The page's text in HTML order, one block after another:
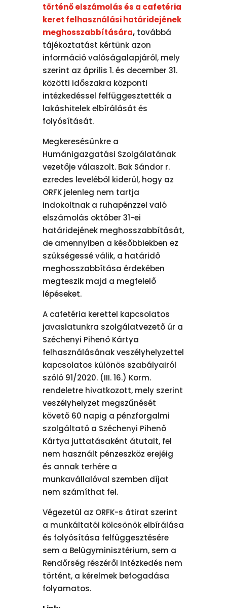
történő elszámolás és a cafetéria
keret felhasználási határidejének
meghosszabbítására, továbbá
tájékoztatást kértünk azon
információ valóságalapjáról, mely
szerint az április 1. és december 31.
közötti időszakra központi
intézkedéssel felfüggesztették a
lakáshitelek elbírálását és
folyósítását.
Megkeresésünkre a
Humánigazgatási Szolgálatának
vezetője válaszolt. Bak Sándor r.
ezredes leveléből kiderül, hogy az
ORFK jelenleg nem tartja
indokoltnak a ruhapénzzel való
elszámolás október 31-ei
határidejének meghosszabbítását,
de amennyiben a későbbiekben ez
szükségessé válik, a határidő
meghosszabbítása érdekében
megteszik majd a megfelelő
lépéseket.
A cafetéria kerettel kapcsolatos
javaslatunkra szolgálatvezető úr a
Széchenyi Pihenő Kártya
felhasználásának veszélyhelyzettel
kapcsolatos különös szabályairól
szóló 91/2020. (III. 16.) Korm.
rendeletre hivatkozott, mely szerint
veszélyhelyzet megszűnését
követő 60 napig a pénzforgalmi
szolgáltató a Széchenyi Pihenő
Kártya juttatásaként átutalt, fel
nem használt pénzeszköz erejéig
és annak terhére a
munkavállalóval szemben díjat
nem számíthat fel.
Végezetül az ORFK-s átirat szerint
a munkáltatói kölcsönök elbírálása
és folyósítása felfüggesztésére
sem a Belügyminisztérium, sem a
Rendőrség részéről intézkedés nem
történt, a kérelmek befogadása
folyamatos.